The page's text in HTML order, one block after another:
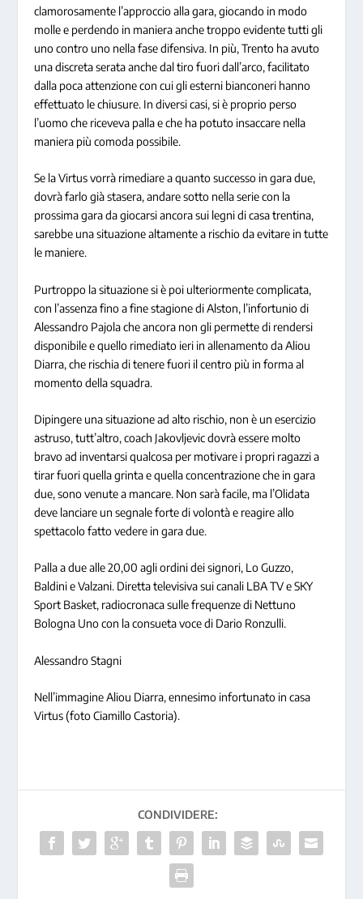
clamorosamente l’approccio alla gara, giocando in modo
molle e perdendo in maniera anche troppo evidente tutti gli
uno contro uno nella fase difensiva. In più, Trento ha avuto
una discreta serata anche dal tiro fuori dall’arco, facilitato
dalla poca attenzione con cui gli esterni bianconeri hanno
effettuato le chiusure. In diversi casi, si è proprio perso
l’uomo che riceveva palla e che ha potuto insaccare nella
maniera più comoda possibile.
Se la Virtus vorrà rimediare a quanto successo in gara due,
dovrà farlo già stasera, andare sotto nella serie con la
prossima gara da giocarsi ancora sui legni di casa trentina,
sarebbe una situazione altamente a rischio da evitare in tutte
le maniere.
Purtroppo la situazione si è poi ulteriormente complicata,
con l’assenza fino a fine stagione di Alston, l’infortunio di
Alessandro Pajola che ancora non gli permette di rendersi
disponibile e quello rimediato ieri in allenamento da Aliou
Diarra, che rischia di tenere fuori il centro più in forma al
momento della squadra.
Dipingere una situazione ad alto rischio, non è un esercizio
astruso, tutt’altro, coach Jakovljevic dovrà essere molto
bravo ad inventarsi qualcosa per motivare i propri ragazzi a
tirar fuori quella grinta e quella concentrazione che in gara
due, sono venute a mancare. Non sarà facile, ma l’Olidata
deve lanciare un segnale forte di volontà e reagire allo
spettacolo fatto vedere in gara due.
Palla a due alle 20,00 agli ordini dei signori, Lo Guzzo,
Baldini e Valzani. Diretta televisiva sui canali LBA TV e SKY
Sport Basket, radiocronaca sulle frequenze di Nettuno
Bologna Uno con la consueta voce di Dario Ronzulli.
Alessandro Stagni
Nell’immagine Aliou Diarra, ennesimo infortunato in casa
Virtus (foto Ciamillo Castoria).
CONDIVIDERE: